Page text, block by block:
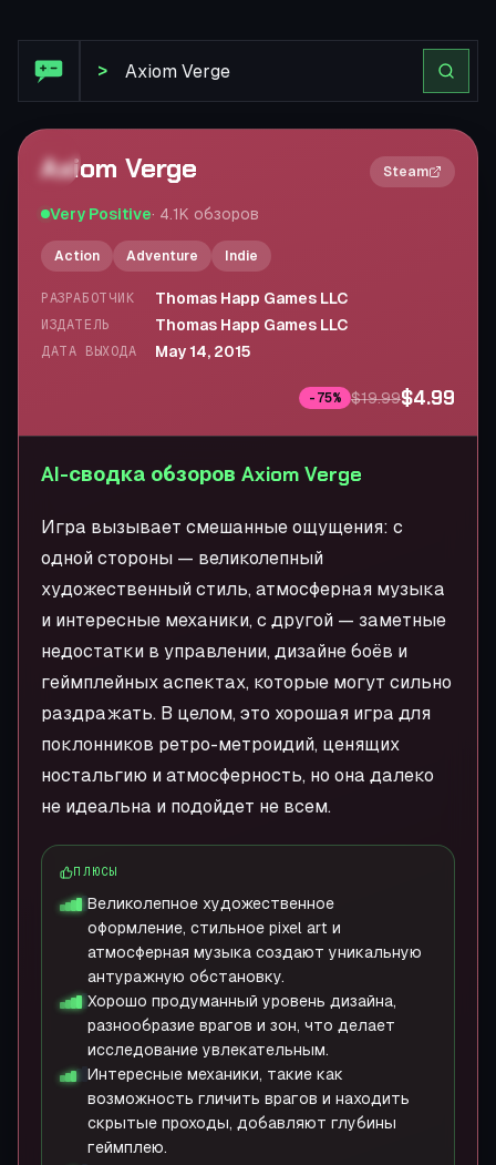
>
2×
Axiom Verge Steam
Very Positive· 4.1K обзоров
Action Adventure Indie
РАЗРАБОТЧИК Thomas Happ Games LLC
ИЗДАТЕЛЬ Thomas Happ Games LLC
ДАТА ВЫХОДА May 14, 2015
- 75% $19.99$4.99
AI-сводка обзоров Axiom Verge
Игра вызывает смешанные ощущения: с
одной стороны — великолепный
художественный стиль, атмосферная музыка
и интересные механики, с другой — заметные
недостатки в управлении, дизайне боёв и
геймплейных аспектах, которые могут сильно
раздражать. В целом, это хорошая игра для
поклонников ретро-метроидий, ценящих
ностальгию и атмосферность, но она далеко
не идеальна и подойдет не всем.
ПЛЮСЫ
Великолепное художественное
оформление, стильное pixel art и
атмосферная музыка создают уникальную
антуражную обстановку.
Хорошо продуманный уровень дизайна,
разнообразие врагов и зон, что делает
исследование увлекательным.
Интересные механики, такие как
возможность гличить врагов и находить
скрытые проходы, добавляют глубины
геймплею.